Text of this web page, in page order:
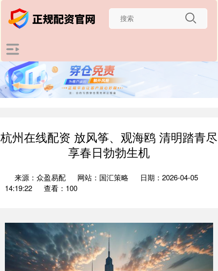
杭州在线配资 放风筝、观海鸥 清明踏青尽
享春日勃勃生机
来源：众盈易配 网站：国汇策略
日期：2026-04-05
14:19:22
查看：100